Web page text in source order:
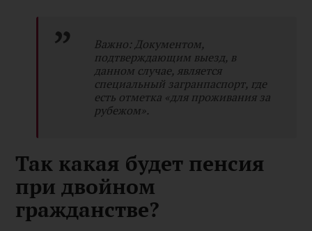
Важно: Документом,
подтверждающим выезд, в
данном случае, является
специальный загранпаспорт, где
есть отметка «для проживания за
рубежом».
Так какая будет пенсия
при двойном
гражданстве?